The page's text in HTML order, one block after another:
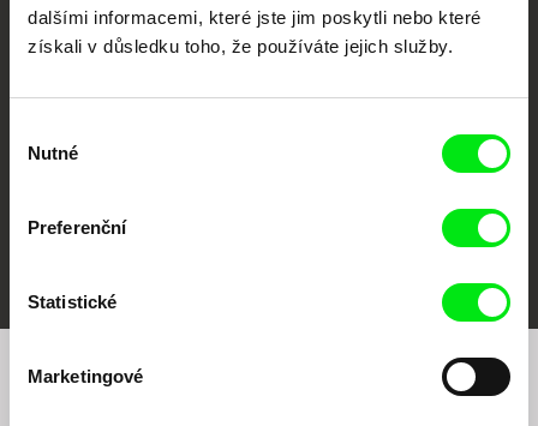
dalšími informacemi, které jste jim poskytli nebo které
získali v důsledku toho, že používáte jejich služby.
souhlasu
Nutné
Preferenční
Statistické
Marketingové
CPH:DOX Doclisboa
Millennium Docs
Against Gravity
DOK Leipzig
Chcete být pravidelně informováni o našem